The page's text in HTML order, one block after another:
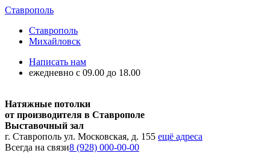
Ставрополь
Ставрополь
Михайловск
Написать нам
ежедневно с 09.00 до 18.00
Натяжные потолки
от производителя в Ставрополе
Выставочный зал
г. Ставрополь ул. Московская, д. 155 ещё адреса
Всегда на связи8 (928) 000-00-00